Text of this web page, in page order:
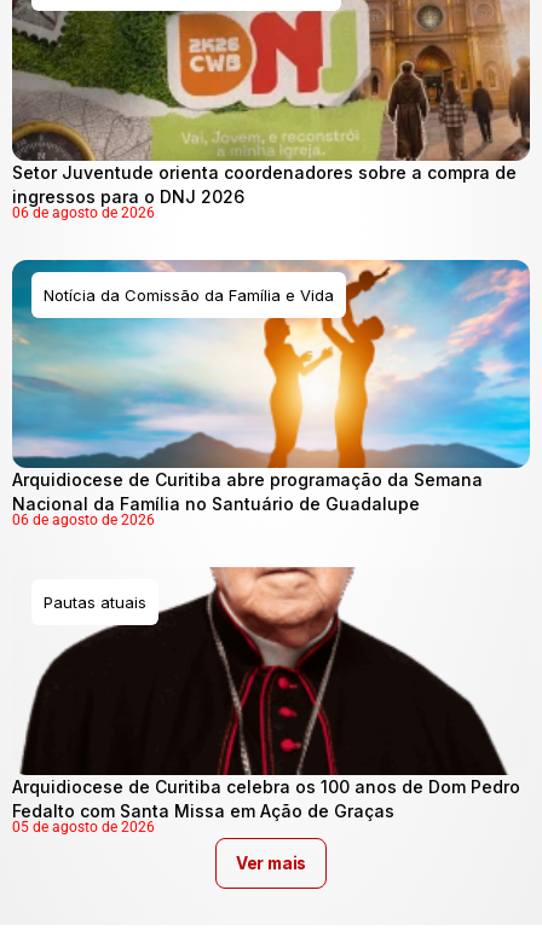
Setor Juventude orienta coordenadores sobre a compra de
ingressos para o DNJ 2026
06 de agosto de 2026
Notícia da Comissão da Família e Vida
Arquidiocese de Curitiba abre programação da Semana
Nacional da Família no Santuário de Guadalupe
06 de agosto de 2026
Pautas atuais
Arquidiocese de Curitiba celebra os 100 anos de Dom Pedro
Fedalto com Santa Missa em Ação de Graças
05 de agosto de 2026
Ver mais